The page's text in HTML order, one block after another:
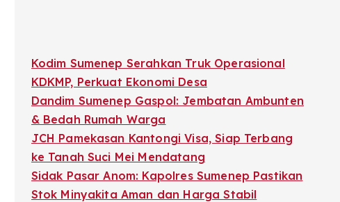
Kodim Sumenep Serahkan Truk Operasional
KDKMP, Perkuat Ekonomi Desa
Dandim Sumenep Gaspol: Jembatan Ambunten
& Bedah Rumah Warga
JCH Pamekasan Kantongi Visa, Siap Terbang
ke Tanah Suci Mei Mendatang
Sidak Pasar Anom: Kapolres Sumenep Pastikan
Stok Minyakita Aman dan Harga Stabil